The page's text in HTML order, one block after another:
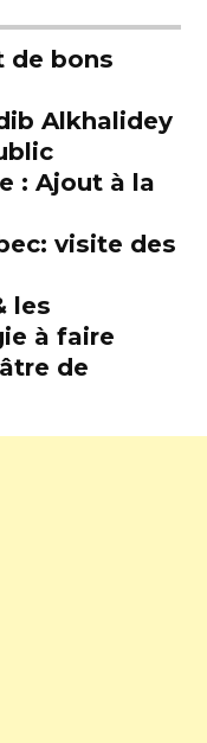
de bons
Alkhalidey
: Ajout à la
visite des
les
à faire
de